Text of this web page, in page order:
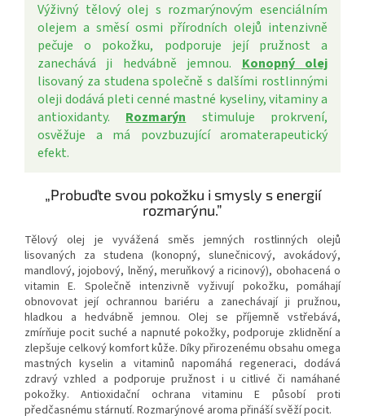
Výživný tělový olej s rozmarýnovým esenciálním
olejem a směsí osmi přírodních olejů intenzivně
pečuje o pokožku, podporuje její pružnost a
zanechává ji hedvábně jemnou. Konopný olej
lisovaný za studena společně s dalšími rostlinnými
oleji dodává pleti cenné mastné kyseliny, vitaminy a
antioxidanty. Rozmarýn stimuluje prokrvení,
osvěžuje a má povzbuzující aromaterapeutický
efekt.
„Probuďte svou pokožku i smysly s energií
rozmarýnu.”
Tělový olej je vyvážená směs jemných rostlinných olejů
lisovaných za studena (konopný, slunečnicový, avokádový,
mandlový, jojobový, lněný, meruňkový a ricinový), obohacená o
vitamin E. Společně intenzivně vyživují pokožku, pomáhají
obnovovat její ochrannou bariéru a zanechávají ji pružnou,
hladkou a hedvábně jemnou. Olej se příjemně vstřebává,
zmírňuje pocit suché a napnuté pokožky, podporuje zklidnění a
zlepšuje celkový komfort kůže. Díky přirozenému obsahu omega
mastných kyselin a vitaminů napomáhá regeneraci, dodává
zdravý vzhled a podporuje pružnost i u citlivé či namáhané
pokožky. Antioxidační ochrana vitaminu E působí proti
předčasnému stárnutí. Rozmarýnové aroma přináší svěží pocit.